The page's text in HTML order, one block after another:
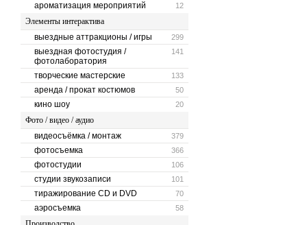
12
ароматизация мероприятий
Элементы интерактива
299
выездные аттракционы / игры
141
выездная фотостудия /
фотолаборатория
133
творческие мастерские
50
аренда / прокат костюмов
20
кино шоу
Фото / видео / аудио
379
видеосъёмка / монтаж
366
фотосъемка
106
фотостудии
101
студии звукозаписи
70
тиражирование CD и DVD
58
аэросъемка